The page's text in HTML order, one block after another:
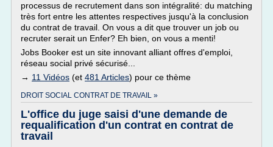
processus de recrutement dans son intégralité: du matching
très fort entre les attentes respectives jusqu'à la conclusion
du contrat de travail. On vous a dit que trouver un job ou
recruter serait un Enfer? Eh bien, on vous a menti!
Jobs Booker est un site innovant alliant offres d'emploi,
réseau social privé sécurisé...
→ 11 Vidéos (et 481 Articles) pour ce thème
DROIT SOCIAL CONTRAT DE TRAVAIL »
L'office du juge saisi d'une demande de
requalification d'un contrat en contrat de
travail